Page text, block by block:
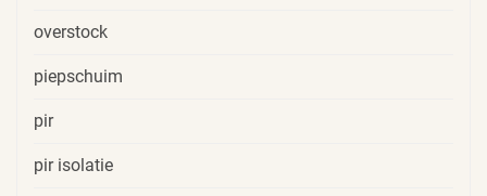
overstock
piepschuim
pir
pir isolatie